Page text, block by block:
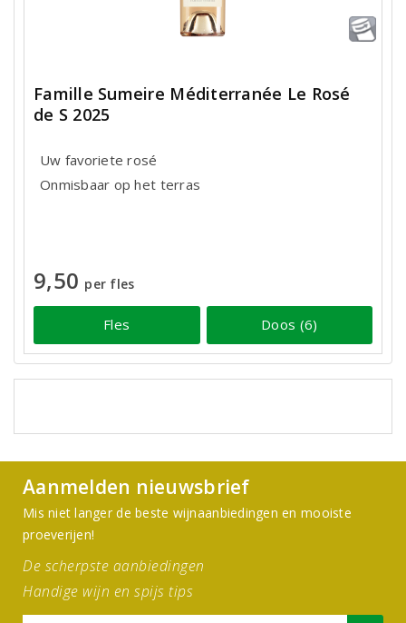
Famille Sumeire Méditerranée Le Rosé
de S 2025
Uw favoriete rosé
Onmisbaar op het terras
9,50 per fles
Fles Doos (6)
Aanmelden nieuwsbrief
Mis niet langer de beste wijnaanbiedingen en mooiste
proeverijen!
De scherpste aanbiedingen
Handige wijn en spijs tips